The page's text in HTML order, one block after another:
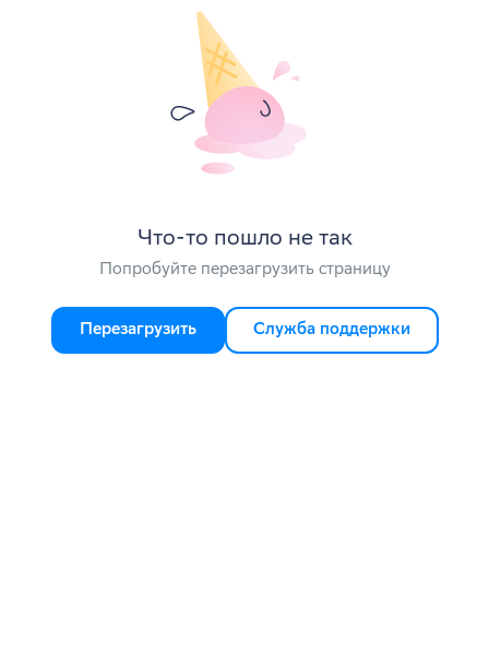
Что-то пошло не так
Попробуйте перезагрузить страницу
Перезагрузить Служба поддержки